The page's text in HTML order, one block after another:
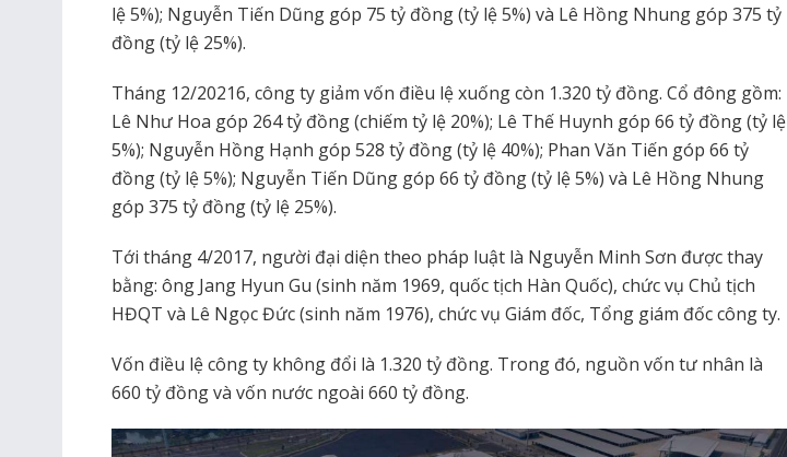
lệ 5%); Nguyễn Tiến Dũng góp 75 tỷ đồng (tỷ lệ 5%) và Lê Hồng Nhung góp 375 tỷ
đồng (tỷ lệ 25%).
Tháng 12/20216, công ty giảm vốn điều lệ xuống còn 1.320 tỷ đồng. Cổ đông gồm:
Lê Như Hoa góp 264 tỷ đồng (chiếm tỷ lệ 20%); Lê Thế Huynh góp 66 tỷ đồng (tỷ lệ
5%); Nguyễn Hồng Hạnh góp 528 tỷ đồng (tỷ lệ 40%); Phan Văn Tiến góp 66 tỷ
đồng (tỷ lệ 5%); Nguyễn Tiến Dũng góp 66 tỷ đồng (tỷ lệ 5%) và Lê Hồng Nhung
góp 375 tỷ đồng (tỷ lệ 25%).
Tới tháng 4/2017, người đại diện theo pháp luật là Nguyễn Minh Sơn được thay
bằng: ông Jang Hyun Gu (sinh năm 1969, quốc tịch Hàn Quốc), chức vụ Chủ tịch
HĐQT và Lê Ngọc Đức (sinh năm 1976), chức vụ Giám đốc, Tổng giám đốc công ty.
Vốn điều lệ công ty không đổi là 1.320 tỷ đồng. Trong đó, nguồn vốn tư nhân là
660 tỷ đồng và vốn nước ngoài 660 tỷ đồng.